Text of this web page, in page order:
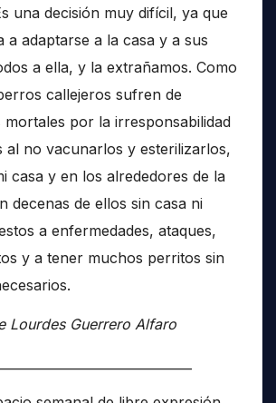
una decisión muy difícil, ya que
a adaptarse a la casa y a sus
a ella, y la extrañamos. Como
callejeros sufren de
mortales por la irresponsabilidad
al no vacunarlos y esterilizarlos,
casa y en los alrededores de la
decenas de ellos sin casa ni
a enfermedades, ataques,
y a tener muchos perritos sin
Lourdes Guerrero Alfaro